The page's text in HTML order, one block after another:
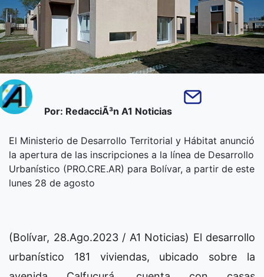
Por: RedacciÃ³n A1 Noticias
El Ministerio de Desarrollo Territorial y Hábitat anunció
la apertura de las inscripciones a la línea de Desarrollo
Urbanístico (PRO.CRE.AR) para Bolívar, a partir de este
lunes 28 de agosto
(Bolívar, 28.Ago.2023 / A1 Noticias) El desarrollo
urbanístico 181 viviendas, ubicado sobre la